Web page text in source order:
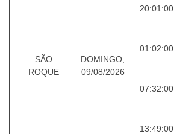
20:01:00
SÃO
ROQUE
DOMINGO,
09/08/2026
01:02:00
07:32:00
13:49:00